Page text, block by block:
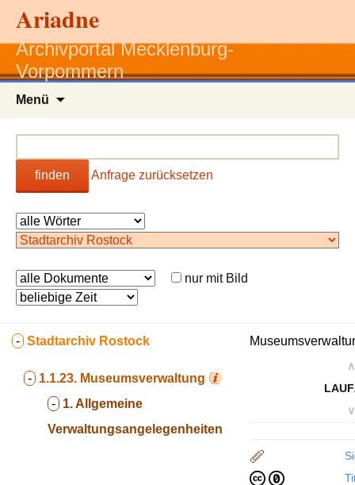
Ariadne
Archivportal Mecklenburg-
Vorpommern
Menü
finden Anfrage zurücksetzen
nur mit Bild
- Stadtarchiv Rostock
- 1.1.23. Museumsverwaltung
- 1. Allgemeine
Verwaltungsangelegenheiten
∧
∨